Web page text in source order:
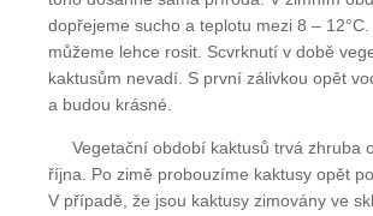
dopřejeme sucho a teplotu mezi 8 –
můžeme lehce rosit. Scvrknutí v době
kaktusům nevadí. S první zálivkou opět
a budou krásné.
Vegetační období kaktusů trvá zhruba
října. Po zimě probouzíme kaktusy opět
V případě, že jsou kaktusy zimovány ve